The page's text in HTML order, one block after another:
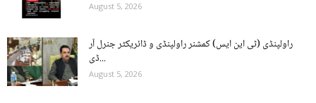
August 5, 2026
راولپنڈی (ٹی این ایس) کمشنر راولپنڈی و ڈائریکٹر جنرل آر
ڈی...
August 5, 2026